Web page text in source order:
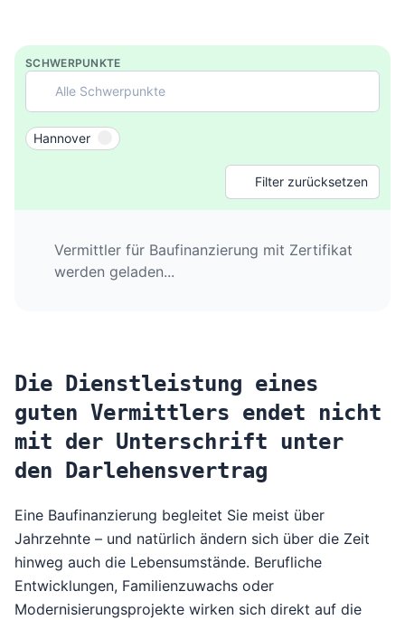
SCHWERPUNKTE
Alle Schwerpunkte
Filter zurücksetzen
Hannover
Vermittler für Baufinanzierung mit Zertifikat
werden geladen...
Die Dienstleistung eines
guten Vermittlers endet nicht
mit der Unterschrift unter
den Darlehensvertrag
Eine Baufinanzierung begleitet Sie meist über
Jahrzehnte – und natürlich ändern sich über die Zeit
hinweg auch die Lebensumstände. Berufliche
Entwicklungen, Familienzuwachs oder
Modernisierungsprojekte wirken sich direkt auf die